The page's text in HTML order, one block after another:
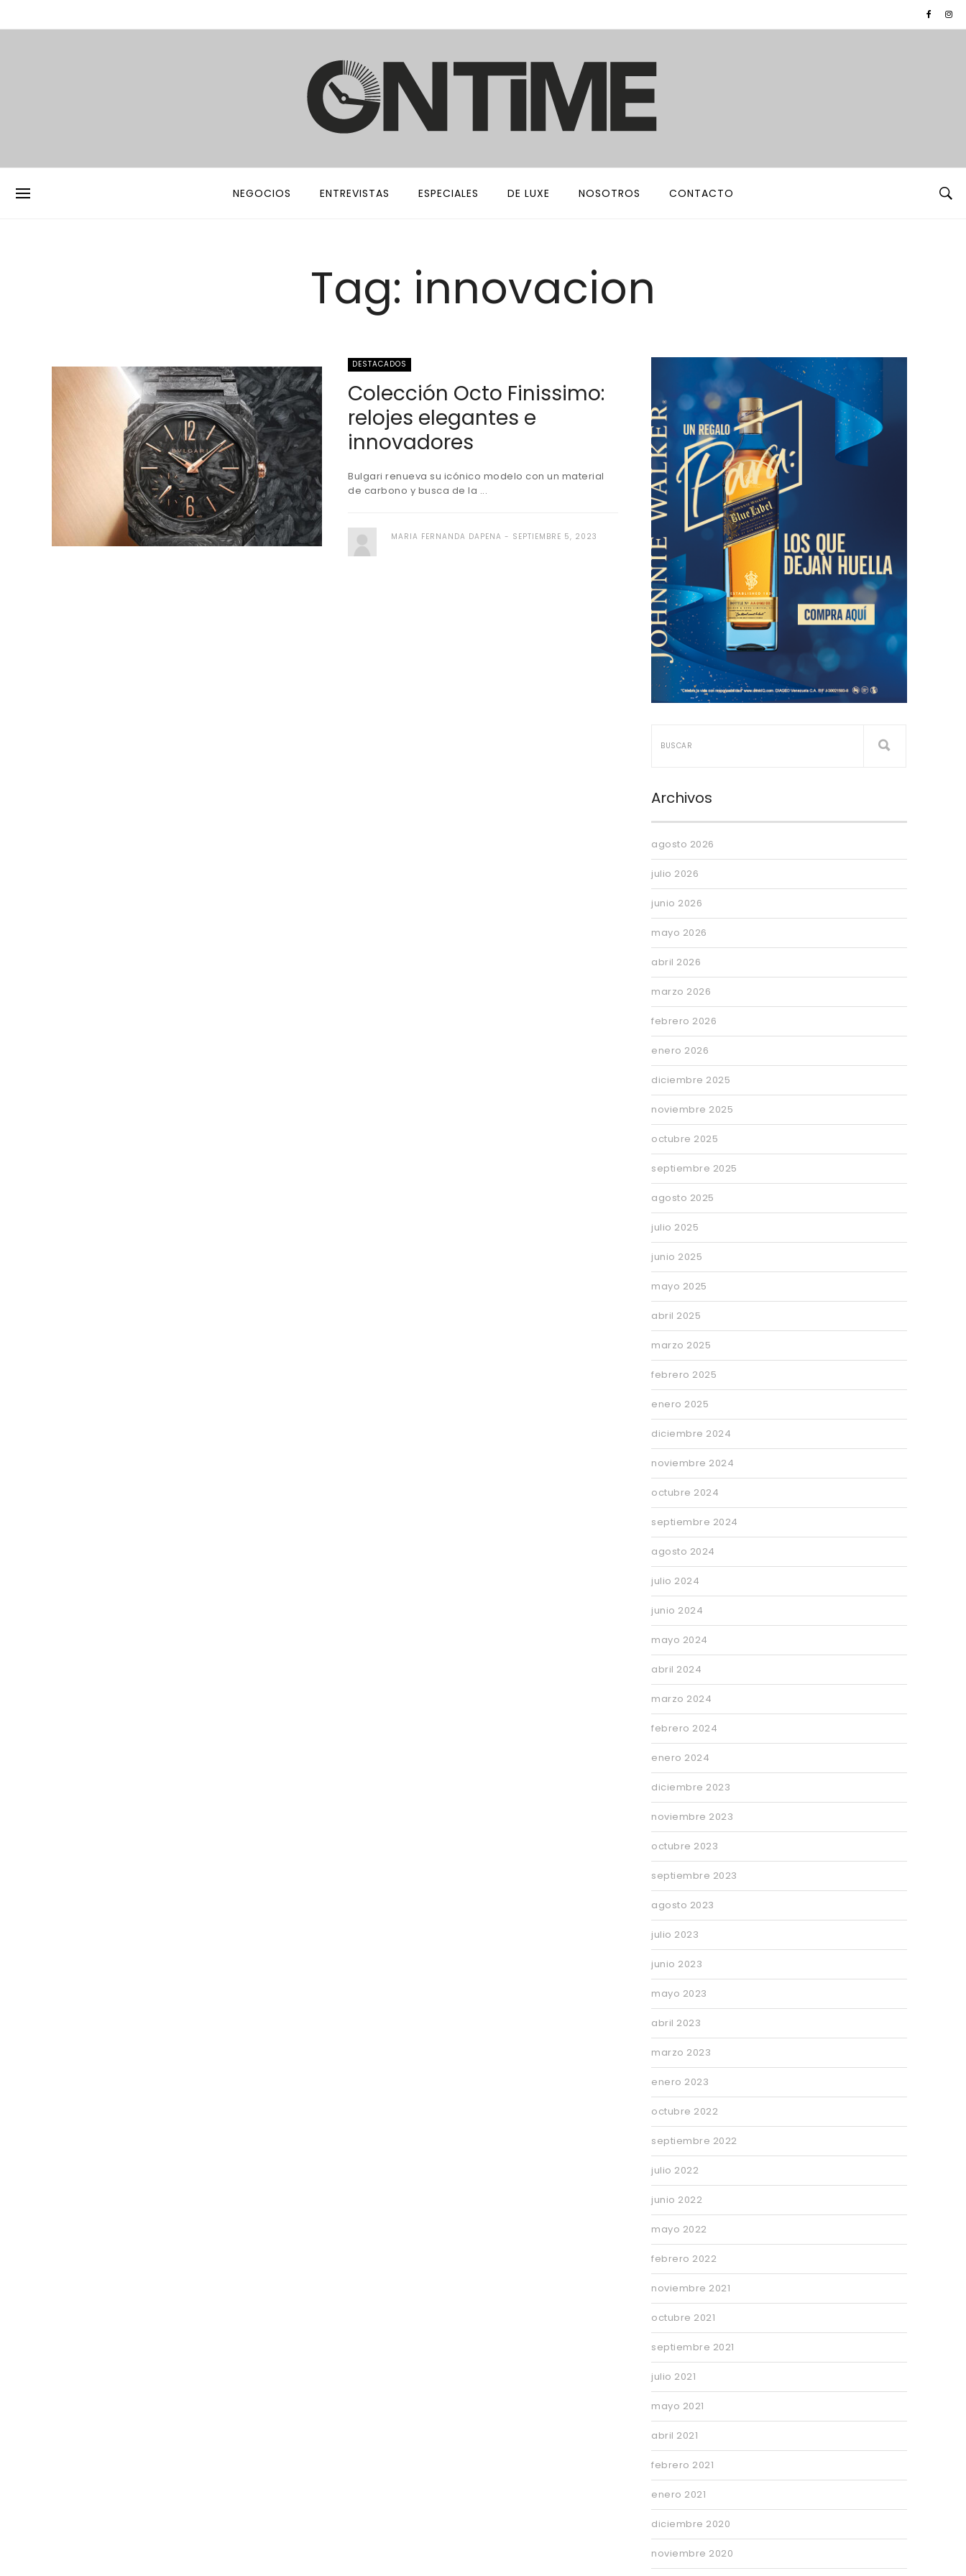
NEGOCIOS ENTREVISTAS ESPECIALES DE LUXE NOSOTROS CONTACTO
Tag: innovacion
DESTACADOS
Colección Octo Finissimo:
relojes elegantes e
innovadores
Bulgari renueva su icónico modelo con un material
de carbono y busca de la ...
MARIA FERNANDA DAPENA SEPTIEMBRE 5, 2023
Archivos
agosto 2026
julio 2026
junio 2026
mayo 2026
abril 2026
marzo 2026
febrero 2026
enero 2026
diciembre 2025
noviembre 2025
octubre 2025
septiembre 2025
agosto 2025
julio 2025
junio 2025
mayo 2025
abril 2025
marzo 2025
febrero 2025
enero 2025
diciembre 2024
noviembre 2024
octubre 2024
septiembre 2024
agosto 2024
julio 2024
junio 2024
mayo 2024
abril 2024
marzo 2024
febrero 2024
enero 2024
diciembre 2023
noviembre 2023
octubre 2023
septiembre 2023
agosto 2023
julio 2023
junio 2023
mayo 2023
abril 2023
marzo 2023
enero 2023
octubre 2022
septiembre 2022
julio 2022
junio 2022
mayo 2022
febrero 2022
noviembre 2021
octubre 2021
septiembre 2021
julio 2021
mayo 2021
abril 2021
febrero 2021
enero 2021
diciembre 2020
noviembre 2020